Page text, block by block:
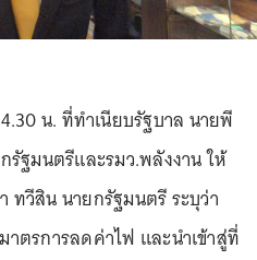
น. ที่ทำเนียบรัฐบาล นายพี
รัฐมนตรีและรมว.พลังงาน ให้
วีสิน นายกรัฐมนตรี ระบุว่า
ตรการลดค่าไฟ และนำเข้าสู่ที่